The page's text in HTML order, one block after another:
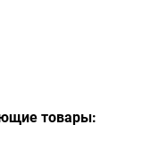
товары: